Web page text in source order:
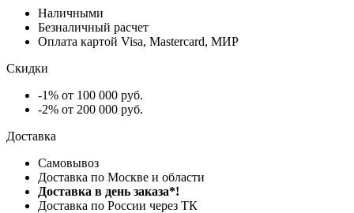
Наличными
Безналичный расчет
Оплата картой Visa, Mastercard, МИР
Скидки
-1% от 100 000 руб.
-2% от 200 000 руб.
Доставка
Самовывоз
Доставка по Москве и области
Доставка в день заказа*!
Доставка по России через ТК